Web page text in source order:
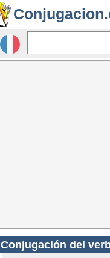
Conjugación del